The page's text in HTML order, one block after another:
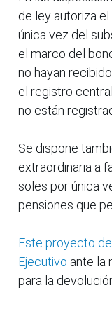
de ley autoriza
única vez del
el marco del
no hayan
el registro
no están
Se dispone
extraordinaria a
soles por única
pensiones que
Este proyecto
Ejecutivo ante la
para la